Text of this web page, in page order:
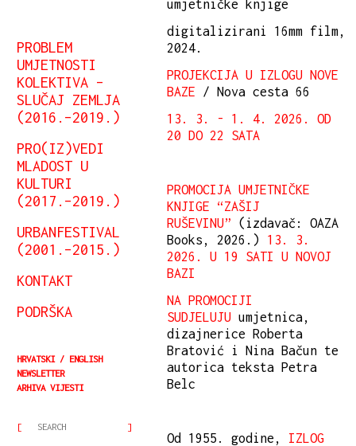
PROBLEM
UMJETNOSTI
KOLEKTIVA –
SLUČAJ ZEMLJA
(2016.–2019.)
PRO(IZ)VEDI
MLADOST U
KULTURI
(2017.–2019.)
URBANFESTIVAL
(2001.–2015.)
KONTAKT
PODRŠKA
HRVATSKI
ENGLISH
NEWSLETTER
ARHIVA VIJESTI
umjetničke knjige
digitalizirani 16mm film,
2024.
PROJEKCIJA U IZLOGU NOVE
BAZE / Nova cesta 66
13. 3. - 1. 4. 2026. OD
20 DO 22 SATA
PROMOCIJA UMJETNIČKE
KNJIGE “ZAŠIJ
RUŠEVINU” (izdavač: OAZA
Books, 2026.) 13. 3.
2026. U 19 SATI U NOVOJ
BAZI
NA PROMOCIJI
SUDJELUJU umjetnica,
dizajnerice Roberta
Bratović i Nina Bačun te
autorica teksta Petra
Belc
Od 1955. godine, IZLOG